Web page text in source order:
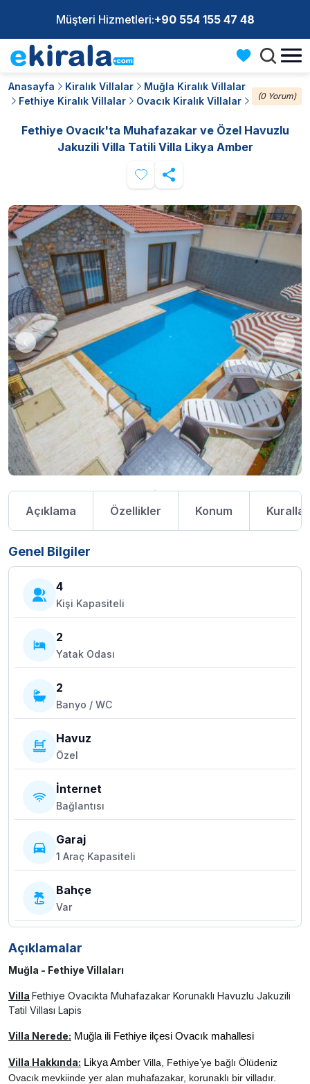
Müşteri Hizmetleri:+90 554 155 47 48
Anasayfa Kiralık Villalar
Muğla Kiralık Villalar
Fethiye Kiralık Villalar
Ovacık Kiralık Villalar (0 Yorum)
Fethiye Ovacık'ta Muhafazakar ve Özel Havuzlu
Jakuzili Villa Tatili Villa Likya Amber
Açıklama Özellikler Konum Kurallar
Genel Bilgiler
4
Kişi Kapasiteli
2
Yatak Odası
2
Banyo / WC
Havuz
Özel
İnternet
Bağlantısı
Garaj
1 Araç Kapasiteli
Bahçe
Var
Açıklamalar
Muğla - Fethiye Villaları
Villa Fethiye Ovacıkta Muhafazakar Korunaklı Havuzlu Jakuzili
Tatil Villası Lapis
Villa Nerede: Muğla ili Fethiye ilçesi Ovacık mahallesi
Villa Hakkında: Likya Amber Villa, Fethiye’ye bağlı Ölüdeniz
Ovacık mevkiinde yer alan muhafazakar, korunaklı bir villadır.